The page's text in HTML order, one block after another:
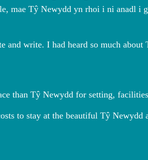
mae Tŷ Newydd yn rhoi i ni anadl i
and write. I had heard so much
than Tŷ Newydd for setting,
to stay at the beautiful Tŷ Newydd